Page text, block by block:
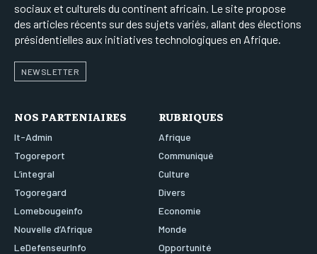
sociaux et culturels du continent africain. Le site propose
des articles récents sur des sujets variés, allant des élections
présidentielles aux initiatives technologiques en Afrique.
NEWSLETTER
NOS PARTENIAIRES
It-Admin
Togoreport
L’integral
Togoregard
Lomebougeinfo
Nouvelle d’Afrique
LeDefenseurInfo
RUBRIQUES
Afrique
Communiqué
Culture
Divers
Economie
Monde
Opportunité